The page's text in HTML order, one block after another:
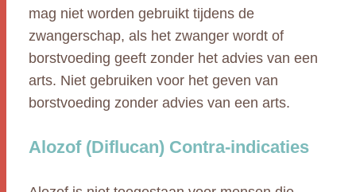
mag niet worden gebruikt tijdens de
zwangerschap, als het zwanger wordt of
borstvoeding geeft zonder het advies van een
arts. Niet gebruiken voor het geven van
borstvoeding zonder advies van een arts.
Alozof (Diflucan) Contra-indicaties